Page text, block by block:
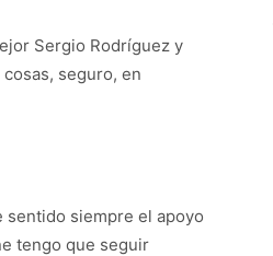
Sergio Rodríguez y
seguro, en
sentido siempre el apoyo
tengo que seguir